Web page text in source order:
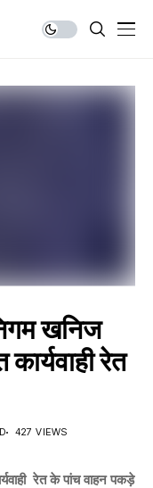
खनिज
रेत
427 VIEWS
रेत के पांच वाहन पकड़े